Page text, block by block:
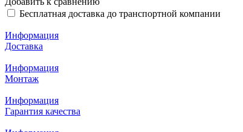
Бесплатная доставка до транспортной компании
Информация
Доставка
Информация
Монтаж
Информация
Гарантия качества